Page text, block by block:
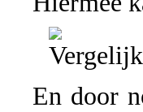
En door